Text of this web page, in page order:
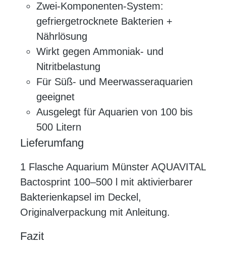
Zwei-Komponenten-System:
gefriergetrocknete Bakterien +
Nährlösung
Wirkt gegen Ammoniak- und
Nitritbelastung
Für Süß- und Meerwasseraquarien
geeignet
Ausgelegt für Aquarien von 100 bis
500 Litern
Lieferumfang
1 Flasche Aquarium Münster AQUAVITAL
Bactosprint 100–500 l mit aktivierbarer
Bakterienkapsel im Deckel,
Originalverpackung mit Anleitung.
Fazit